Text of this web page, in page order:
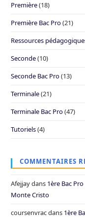
Première(18)
Première Bac Pro(21)
Ressources
Seconde(10)
Seconde Bac Pro(13)
Terminale(21)
Terminale Bac Pro(47)
Tutoriels(4)
COMMENTAIRES
Afejjaydans 1ère Bac
Monte Cristo
coursenvracdans 1ère